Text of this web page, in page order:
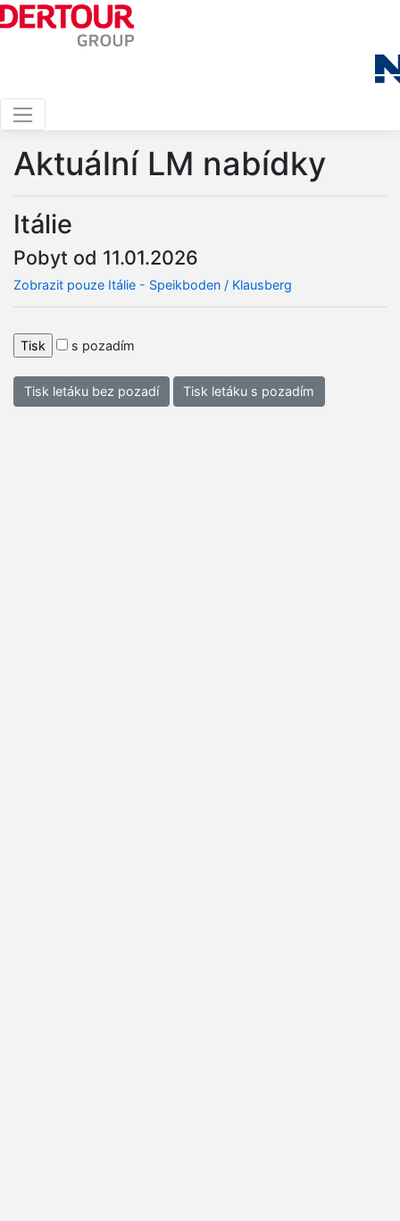
Aktuální LM nabídky
Itálie
Pobyt od 11.01.2026
Zobrazit pouze Itálie - Speikboden / Klausberg
s pozadím
Tisk letáku bez pozadí Tisk letáku s pozadím